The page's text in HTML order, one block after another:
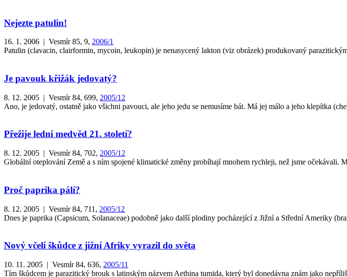
Nejezte patulin!
16. 1. 2006 | Vesmír 85, 9, 2006/1
Patulin (clavacin, clairformin, mycoin, leukopin) je nenasycený lakton (viz obrázek) produkovaný
Je pavouk křižák jedovatý?
8. 12. 2005 | Vesmír 84, 699, 2005/12
Ano, je jedovatý, ostatně jako všichni pavouci, ale jeho jedu se nemusíme bát. Má jej málo a jeho klepítka
Přežije lední medvěd 21. století?
8. 12. 2005 | Vesmír 84, 702, 2005/12
Globální oteplování Země a s ním spojené klimatické změny probíhají mnohem rychleji, než jsme očekávali.
Proč paprika pálí?
8. 12. 2005 | Vesmír 84, 711, 2005/12
Dnes je paprika (Capsicum, Solanaceae) podobně jako další plodiny pocházející z Jižní a Střední Ameriky
Nový včelí škůdce z jižní Afriky vyrazil do světa
10. 11. 2005 | Vesmír 84, 636, 2005/11
Tím škůdcem je parazitický brouk s latinským názvem Aethina tumida, který byl donedávna znám jako